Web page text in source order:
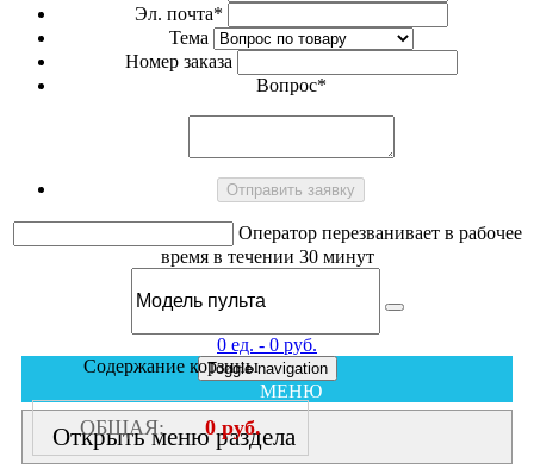
Эл. почта*
Тема
Номер заказа
Вопрос*
Оператор перезванивает в рабочее
время в течении 30 минут
0 ед. - 0 руб.
Содержание корзины
ОБЩАЯ: 0руб.
Toggle navigation
МЕНЮ
Открыть меню раздела